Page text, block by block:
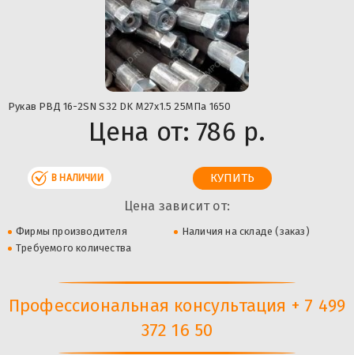
Рукав РВД 16-2SN S32 DK М27х1.5 25МПа 1650
Цена от: 786 р.
В НАЛИЧИИ
Цена зависит от:
Фирмы производителя
Наличия на складе (заказ)
Требуемого количества
Профессиональная консультация + 7 499
372 16 50